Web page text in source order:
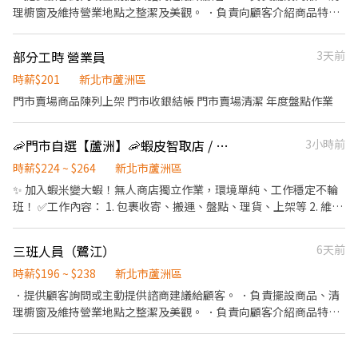
智取店人員工作內容如下： 1 協助門市營運：包裹收寄、搬運、盤
員每日工作門店會分在3-5間門市排班 晚班兼職人員每日工作門店
會分在2-3間門市排班 4 須配合蝦皮店到店工作內容調整 5 偶爾須配
薪 $216~244 ✨【門市店上班時間】 : 早班:全11:00-19:30 兼職
10:30-17:00、11:00-17:30 午班:兼職15:00~19:00 晚班:全14:15-
22:45 兼職16:15-22:45、18:45-22:45 ✨【智取店上班時間】: ⭕早
班時段 - 07:00-12:00、07:30-12:30、08:00-13:00、08:30-13:30
⭕晚班時段 - 17:30-21:30、18:00-22:00、18:30-22:30、17:30-
22:30、17:30-23:30 ⭕夜班時段：23:30–03:30（跨日夜班），實
際上班時間依門市安排為主。 • 跑點範圍：工作型態為每日跑點約
3–10家門市，跑點距離約16km內。 (排班2-5小時) ▶️若包裹多,會
加班05到1小時 ▶️實際排班時數依主管安排 ✨【門市店以下】: 蘆洲
長安店 新北市蘆洲區長安街194巷11號1樓 蘆洲民族三店 新北市蘆
洲區民族路327巷24號1樓 蘆洲光榮店 新北市蘆洲區光榮路24號1樓
蘆洲民族二店 新北市蘆洲區民族路151號 蘆洲保和店 新北市蘆洲區
保和街97號 蘆洲中山店 新北市蘆洲區中山一路269號 蘆洲和平店 新
理櫥窗及維持營業地點之整潔及美觀。 ．負責向顧客介紹商品特
束營業前，統計銷售情形、盤點貨品存量及撰寫當日業務報表。
部分工時 營業員
3天前
時薪$201
新北市蘆洲區
門市賣場商品陳列上架 門市收銀結帳 門市賣場清潔 年度盤點作業
🦐門市自選【蘆洲】🦐蝦皮智取店 / 免經驗、快速報到 💰時薪 224-264
3小時前
時薪$224 ~ $264
新北市蘆洲區
✨ 加入蝦米變大蝦！無人商店獨立作業，環境單純、工作穩定不輪
班！ ✅工作內容： 1. 包裹收寄、搬運、盤點、理貨、上架等 2. 維持
門市支援 🌙🌙夜班說明🌙🌙 工作型態：為每日跑點約3–10家門市，
跑點距離約16km內 需可配合(早班/晚班)擇一於門市安排受訓 🔔需
有機車&駕照🔔 ⸻ ✅工作時間： 🔹早班：07:00-12:00、07:30-
12:30、08:00-13:00、08:30-13:30 🔹晚班：17:30-22:30、17:30-
三班人員（鷺江）
6天前
時薪$196 ~ $238
新北市蘆洲區
．提供顧客詢問或主動提供諮商建議給顧客。 ．負責擺設商品、清
理櫥窗及維持營業地點之整潔及美觀。 ．負責向顧客介紹商品特